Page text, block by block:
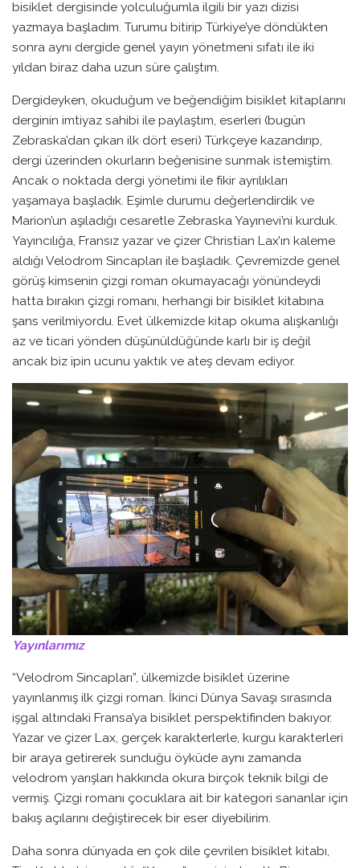
bisiklet dergisinde yolculuğumla ilgili bir yazı dizisi
yazmaya başladım. Turumu bitirip Türkiye’ye döndükten
sonra aynı dergide genel yayın yönetmeni sıfatı ile iki
yıldan biraz daha uzun süre çalıştım.
Dergideyken, okuduğum ve beğendiğim bisiklet kitaplarını
derginin imtiyaz sahibi ile paylaştım, eserleri (bugün
Zebraska’dan çıkan ilk dört eseri) Türkçeye kazandırıp,
dergi üzerinden okurların beğenisine sunmak istemiştim.
Ancak o noktada dergi yönetimi ile fikir ayrılıkları
yaşamaya başladık. Eşimle durumu değerlendirdik ve
Marion’un aşıladığı cesaretle Zebraska Yayınevi’ni kurduk.
Yayıncılığa, Fransız yazar ve çizer Christian Lax’ın kaleme
aldığı Velodrom Sincapları ile başladık. Çevremizde genel
görüş kimsenin çizgi roman okumayacağı yönündeydi
hatta bırakın çizgi romanı, herhangi bir bisiklet kitabına
şans verilmiyordu. Evet ülkemizde kitap okuma alışkanlığı
az ve ticari yönden düşünüldüğünde karlı bir iş değil
ancak biz ipin ucunu yaktık ve ateş devam ediyor.
Yayınlarımız
“Velodrom Sincapları”, ülkemizde bisiklet üzerine
yayınlanmış ilk çizgi roman. İkinci Dünya Savaşı sırasında
işgal altındaki Fransa’ya bisiklet perspektifinden bakıyor.
Yazar ve çizer Lax, gerçek karakterlerle, kurgu karakterleri
bir araya getirerek sunduğu öyküde aynı zamanda
velodrom yarışları hakkında okura birçok teknik bilgi de
vermiş. Çizgi romanı çocuklara ait bir kategori sananlar için
bakış açılarını değiştirecek bir eser diyebilirim.
Daha sonra dünyada en çok dile çevrilen bisiklet kitabı,